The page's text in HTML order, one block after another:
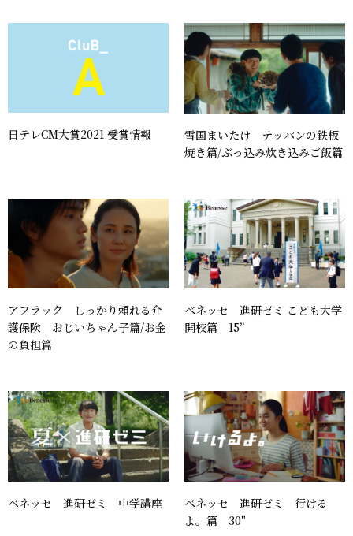
日テレCM大賞2021 受賞情報
雪国まいたけ テッパンの鉄板
焼き篇/ぶっ込み炊き込みご飯篇
アフラック しっかり頼れる介
護保険 おじいちゃん子篇/お金
の負担篇
ベネッセ 進研ゼミ こども大学
開校篇 15”
ベネッセ 進研ゼミ 中学講座
ベネッセ 進研ゼミ 行ける
よ。篇 30"